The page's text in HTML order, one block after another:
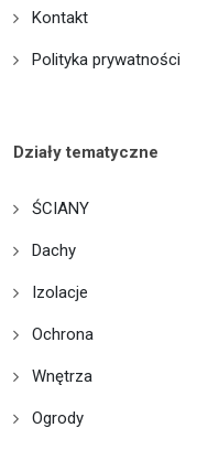
Kontakt
Polityka prywatności
Działy tematyczne
ŚCIANY
Dachy
Izolacje
Ochrona
Wnętrza
Ogrody